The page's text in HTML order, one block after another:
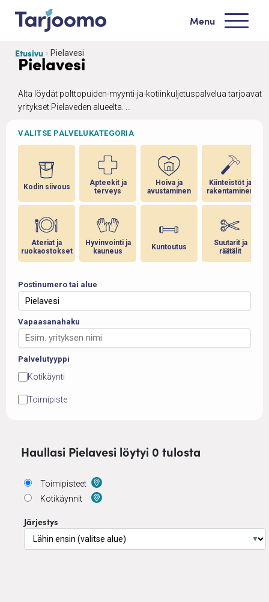
Siirry sisältöön
Menu
Etusivu Pielavesi
Pielavesi
Alta löydät polttopuiden-myynti-ja-kotiinkuljetuspalvelua tarjoavat
yritykset Pielaveden alueelta. ...
VALITSE PALVELUKATEGORIA
Kodin siivous
Ateriat ja
ruokaostokset
Apteekit ja
terveys
Hyvinvointi ja
kauneus
Hoiva ja
avustaminen
Kuntoutus
Kiinteistöt ja
rakentaminen
Suutarit ja
räätälit
Postinumero tai alue
Vapaasanahaku
Palvelutyyppi
Kotikäynti
Toimipiste
Haullasi Pielavesi löytyi 0 tulosta
Toimipisteet
Kotikäynnit
Järjestys
▼